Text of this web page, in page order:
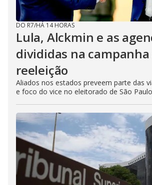
DO R7/HÁ 14 HORAS
Lula, Alckmin e as
divididas na campanha
reeleição
Aliados nos estados preveem parte das
e foco do vice no eleitorado de São Paulo